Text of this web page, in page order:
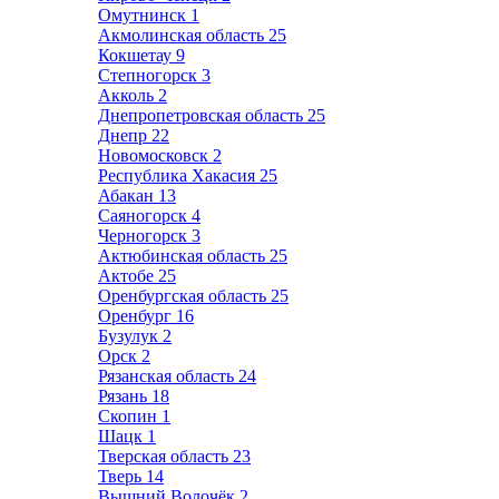
Омутнинск 1
Акмолинская область 25
Кокшетау 9
Степногорск 3
Акколь 2
Днепропетровская область 25
Днепр 22
Новомосковск 2
Республика Хакасия 25
Абакан 13
Саяногорск 4
Черногорск 3
Актюбинская область 25
Актобе 25
Оренбургская область 25
Оренбург 16
Бузулук 2
Орск 2
Рязанская область 24
Рязань 18
Скопин 1
Шацк 1
Тверская область 23
Тверь 14